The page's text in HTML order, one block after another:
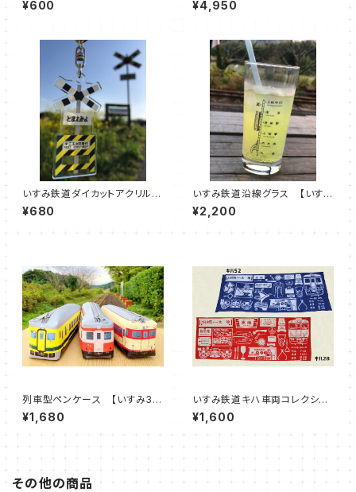
¥600
ラー）
¥4,950
いすみ鉄道ダイカットアクリルキ
ーホルダー【 第二五之町踏切】
¥680
いすみ鉄道沿線グラス 【いす
み 大原～上総中川】【大多
喜 城見ヶ丘～上総中野】
¥2,200
列車型ペンケース 【いすみ35
2 / キハ52-125 / キハ2
8-2346）】
¥1,680
いすみ鉄道キハ車両コレクショ
ンてぬぐい
¥1,600
その他の商品